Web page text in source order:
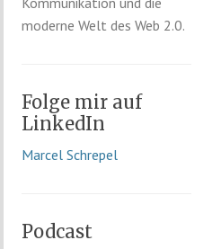
moderne Welt des Web 2.0.
Folge mir auf
LinkedIn
Marcel Schrepel
Podcast